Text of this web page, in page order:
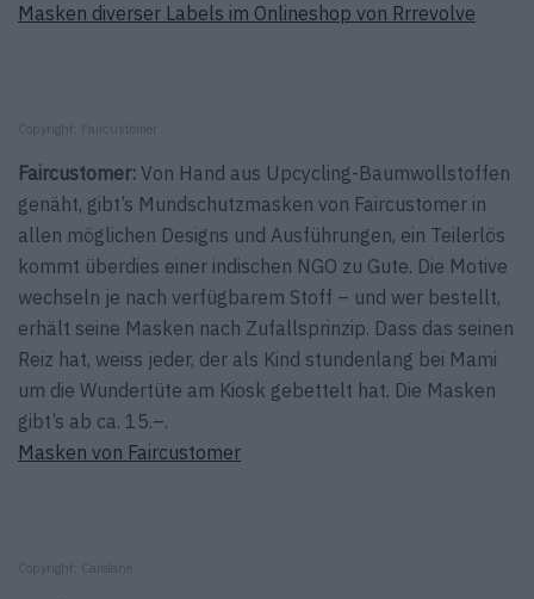
Masken diverser Labels im Onlineshop von Rrrevolve
Copyright: Faircustomer
Faircustomer: Von Hand aus Upcycling-Baumwollstoffen
genäht, gibt’s Mundschutzmasken von Faircustomer in
allen möglichen Designs und Ausführungen, ein Teilerlös
kommt überdies einer indischen NGO zu Gute. Die Motive
wechseln je nach verfügbarem Stoff – und wer bestellt,
erhält seine Masken nach Zufallsprinzip. Dass das seinen
Reiz hat, weiss jeder, der als Kind stundenlang bei Mami
um die Wundertüte am Kiosk gebettelt hat. Die Masken
gibt’s ab ca. 15.–.
Masken von Faircustomer
Copyright: Carelane